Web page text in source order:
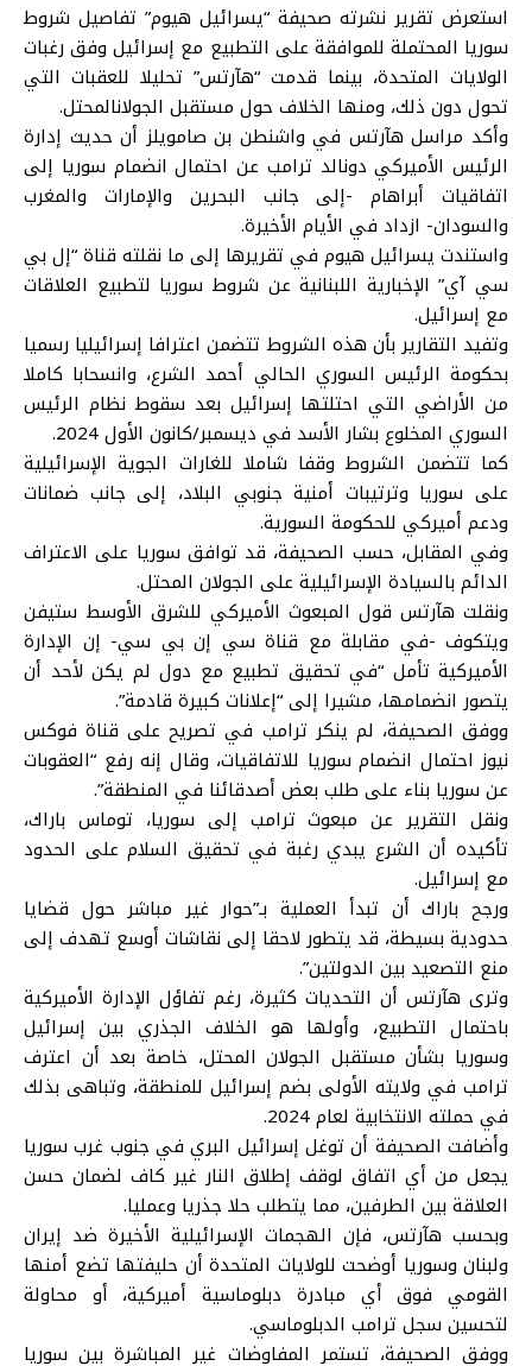
استعرض تقرير نشرته صحيفة “يسرائيل هيوم” تفاصيل شروط
سوريا المحتملة للموافقة على التطبيع مع إسرائيلوفق رغبات
الولايات المتحدة، بينما قدمت “هآرتس” تحليلا للعقبات التي
تحول دون ذلك، ومنها الخلاف حول مستقبل الجولانالمحتل.
وأكد مراسل هآرتس في واشنطن بن صامويلز أن حديث إدارة
الرئيس الأميركي دونالد ترامب عن احتمال انضمام سوريا إلى
اتفاقيات أبراهام-إلى جانب البحرين والإمارات والمغرب
والسودان- ازداد في الأيام الأخيرة.
واستندت يسرائيل هيوم في تقريرها إلى ما نقلته قناة “إل بي
سي آي” الإخبارية اللبنانية عن شروط سوريا لتطبيع العلاقات
مع إسرائيل.
وتفيد التقارير بأن هذه الشروط تتضمن اعترافا إسرائيليا رسميا
بحكومة الرئيس السوري الحالي أحمد الشرع، وانسحابا كاملا
من الأراضي التي احتلتها إسرائيل بعد سقوط نظام الرئيس
السوري المخلوع بشار الأسد في ديسمبر/كانون الأول 2024.
كما تتضمن الشروط وقفا شاملا للغارات الجوية الإسرائيلية
على سوريا وترتيبات أمنية جنوبي البلاد، إلى جانب ضمانات
ودعم أميركي للحكومة السورية.
وفي المقابل، حسب الصحيفة، قد توافق سوريا على الاعتراف
الدائم بالسيادة الإسرائيلية على الجولان المحتل.
ونقلت هآرتس قول المبعوث الأميركي للشرق الأوسط ستيفن
ويتكوف -في مقابلة مع قناة سي إن بي سي- إن الإدارة
الأميركية تأمل “في تحقيق تطبيع مع دول لم يكن لأحد أن
يتصور انضمامها، مشيرا إلى “إعلانات كبيرة قادمة”.
ووفق الصحيفة، لم ينكر ترامب في تصريح على قناة فوكس
نيوز احتمال انضمام سوريا للاتفاقيات، وقال إنه رفع “العقوبات
عن سوريا بناء على طلب بعض أصدقائنا في المنطقة”.
ونقل التقرير عن مبعوث ترامب إلى سوريا، توماس باراك،
تأكيده أن الشرع يبدي رغبة في تحقيق السلام على الحدود
مع إسرائيل.
ورجح باراك أن تبدأ العملية بـ”حوار غير مباشر حول قضايا
حدودية بسيطة، قد يتطور لاحقا إلى نقاشات أوسع تهدف إلى
منع التصعيد بين الدولتين”.
وترى هآرتس أن التحديات كثيرة، رغم تفاؤل الإدارة الأميركية
باحتمال التطبيع، وأولها هو الخلاف الجذري بين إسرائيل
وسوريا بشأن مستقبل الجولان المحتل، خاصة بعد أن اعترف
ترامب في ولايته الأولى بضم إسرائيل للمنطقة، وتباهى بذلك
في حملته الانتخابية لعام 2024.
وأضافت الصحيفة أن توغل إسرائيل البري في جنوب غرب سوريا
يجعل من أي اتفاق لوقف إطلاق النار غير كاف لضمان حسن
العلاقة بين الطرفين، مما يتطلب حلا جذريا وعمليا.
وبحسب هآرتس، فإن الهجمات الإسرائيلية الأخيرة ضد إيران
ولبنان وسوريا أوضحت للولايات المتحدة أن حليفتها تضع أمنها
القومي فوق أي مبادرة دبلوماسية أميركية، أو محاولة
لتحسين سجل ترامب الدبلوماسي.
ووفق الصحيفة، تستمر المفاوضات غير المباشرة بين سوريا